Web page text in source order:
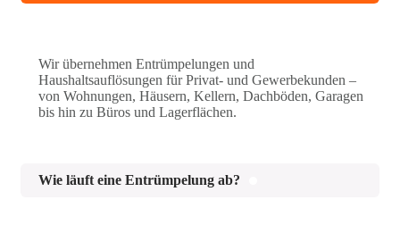
Wir übernehmen Entrümpelungen und
Haushaltsauflösungen für Privat- und Gewerbekunden –
von Wohnungen, Häusern, Kellern, Dachböden, Garagen
bis hin zu Büros und Lagerflächen.
Wie läuft eine Entrümpelung ab?